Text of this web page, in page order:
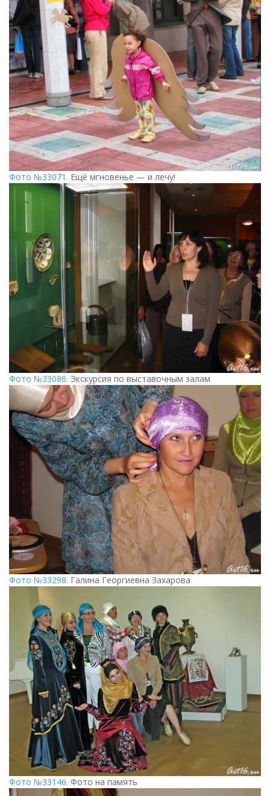
Фото №33071. Ещё мгновенье — и лечу!
Фото №33086. Экскурсия по выставочным залам
Фото №33298. Галина Георгиевна Захарова
Фото №33146. Фото на память